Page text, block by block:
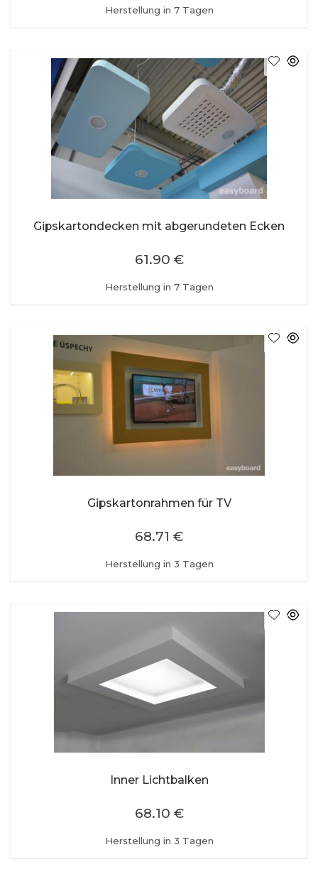
Herstellung in 7 Tagen
Gipskartondecken mit abgerundeten Ecken
Herstellung in 7 Tagen
61.90 €
Gipskartonrahmen für TV
Herstellung in 3 Tagen
68.71 €
Inner Lichtbalken
Herstellung in 3 Tagen
68.10 €